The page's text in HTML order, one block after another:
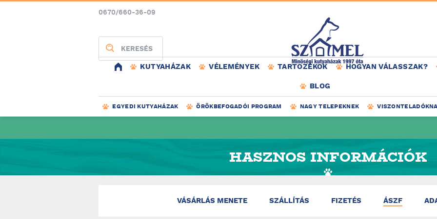
0670/660-36-09
KERESÉS
KUTYAHÁZAK VÉLEMÉNYEK TARTOZÉKOK HOGYAN VÁLASSZAK?
BLOG
EGYEDI KUTYAHÁZAK ÖRÖKBEFOGADÓI PROGRAM NAGY TELEPEKNEK
HASZNOS INFORMÁCIÓK
VÁSÁRLÁS MENETE SZÁLLÍTÁS FIZETÉS ÁSZF